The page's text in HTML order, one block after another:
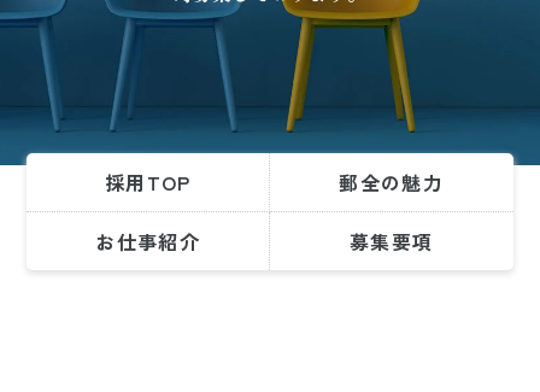
採用TOP 郵全の魅力
お仕事紹介 募集要項